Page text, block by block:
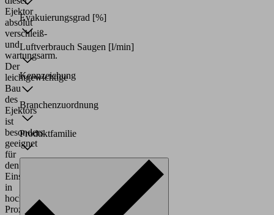
Ejektor
absolut
verschleiß-
und
wartungsarm.
Der
leichtgewichtige
Bau
des
Ejektors
ist
besonders
geeignet
für
den
Einsatz
in
hochdynamischen
Prozessen.
Evakuierungsgrad [%]
Luftverbrauch Saugen [l/min]
Kennzeichung
Branchenzuordnung
Produktfamilie